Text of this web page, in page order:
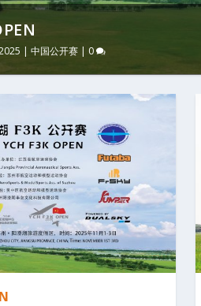
|中国公开赛 | 0